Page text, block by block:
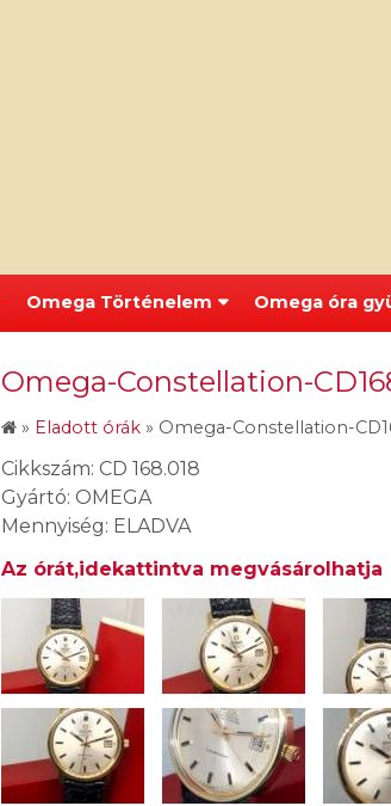
Omega Történelem Omega óra
Omega-Constellation-
» Eladott órák » Omega-Constellation-
Cikkszám: CD 168.018
Gyártó: OMEGA
Mennyiség: ELADVA
Az órát,idekattintva megvásárolhatja